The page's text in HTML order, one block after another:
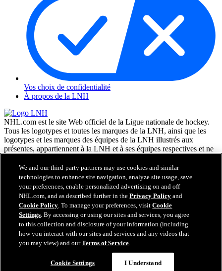
Vos choix de confidentialité
À propos de la LNH
NHL.com est le site Web officiel de la Ligue nationale de hockey.
Tous les logotypes et toutes les marques de la LNH, ainsi que les
logotypes et les marques des équipes de la LNH illustrés aux
présentes, appartiennent à la LNH et à ses équipes respectives et ne
Enterprises, L.P. © LNH 2026. Tous droits réservés. Tous les
chandails d'équipe de la LNH personnalisés avec les noms des
joueurs de la LNH et leurs numéros sont officiellement sous license
de la LNH et de l'AJLNH. Le mot servant de marque Zamboni et la
configuration de la surfaceuse Zamboni sont des marques de
commerce déposées de Frank J. Zamboni & Co., Inc. © Frank J.
Zamboni & Co., Inc. 2026. Tous droits réservés. Toute autre marque
déposée ou tout droit d'auteur d'une tierce partie sont la propriété de
leurs auteurs respectifs. Tous droits réservés.
We and our third-party partners may use cookies and similar
technologies to enhance site navigation, analyze site usage, save
your preferences, enable personalized advertising on and off
NHL.com, and as described further in thePrivacy Policy and
Cookie Policy. To manage your preferences, visitCookie
Settings. By accessing or using our sites and services, you agree
to this collection and disclosure of your information (including
how you interact with our sites and services and any videos that
you may view) and ourTerms of Service.
Cookie Settings I Understand